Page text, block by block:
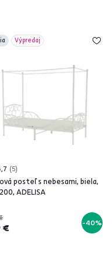
Výpredaj
5
posteľ s nebesami, biela,
ADELISA
€ -40%